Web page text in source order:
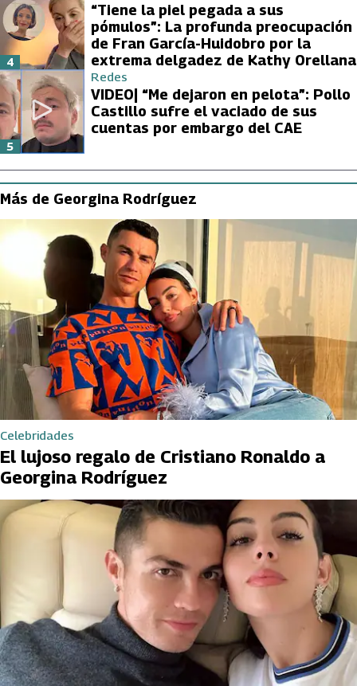
“Tiene la piel pegada a sus
pómulos”: La profunda preocupación
de Fran García-Huidobro por la
extrema delgadez de Kathy Orellana
4
Redes
VIDEO| “Me dejaron en pelota”: Pollo
Castillo sufre el vaciado de sus
cuentas por embargo del CAE
5
Más de Georgina Rodríguez
Celebridades
El lujoso regalo de Cristiano Ronaldo a
Georgina Rodríguez